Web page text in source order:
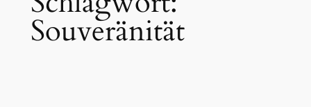
Souveränität